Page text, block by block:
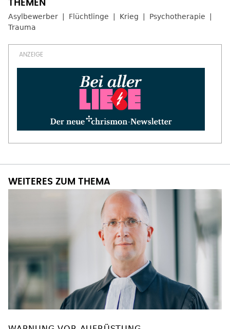
Asylbewerber Flüchtlinge Krieg
Psychotherapie
Trauma
WEITERES ZUM THEMA